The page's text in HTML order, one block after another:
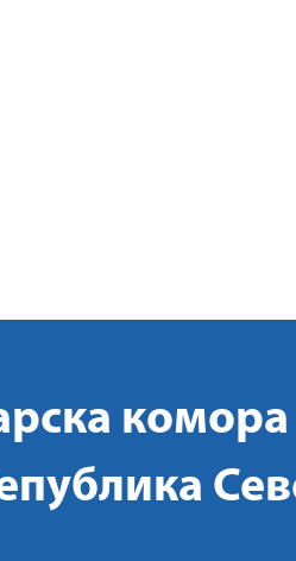
комора